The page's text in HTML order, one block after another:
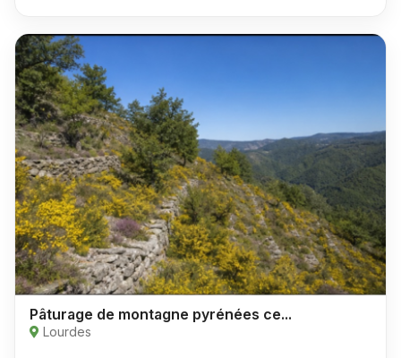
Pâturage de montagne pyrénées ce...
Lourdes